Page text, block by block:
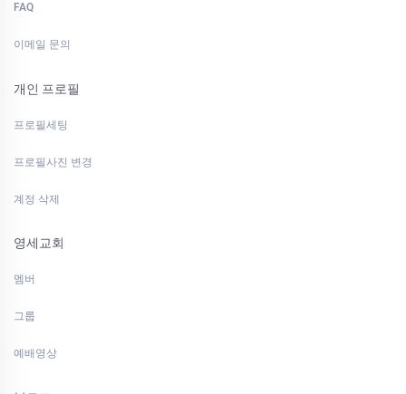
FAQ
이메일 문의
개인 프로필
프로필세팅
프로필사진 변경
계정 삭제
영세교회
멤버
그룹
예배영상